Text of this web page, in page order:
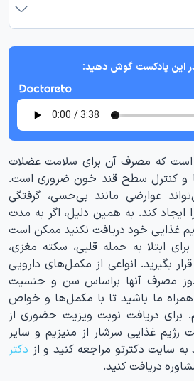
این پادکست گوش دهید:
که مصرف آن برای سلامت عضلات
و کنترل سطح قند خون ضروری است.
عوارضی مانند بی‌حسی، گرفتگی
ایجاد کند. به همین دلیل، اگر به مدت
غذایی خود دریافت نکنید ممکن است
ابتلا به حمله قلبی، سکته مغزی،
بگیرید. انواعی از مکمل‌های دارویی
دوز مصرف آنها براساس سن و جنسیت
ما باشید تا با مکمل‌ها و خواص
برای دریافت نوبت ویزیت حضوری از
غذایی سرشار از منیزیم و سایر
به سایت دکترتو مراجعه کنید و از دکتر
دریافت کنید.